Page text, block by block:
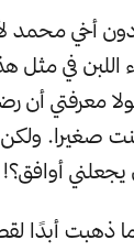
أخي محمد
اللبن في
معرفتي أن
صغيرا.
أوافق؟!
ذهبت أبدًا